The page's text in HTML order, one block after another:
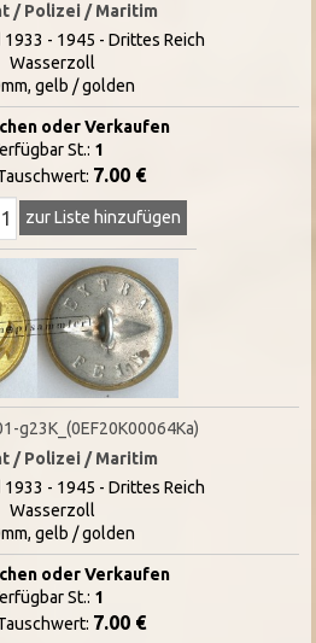
/ Polizei / Maritim
1933 - 1945 - Drittes Reich
Wasserzoll
gelb / golden
oder Verkaufen
St.: 1
7.00 €
zur Liste hinzufügen
g23K_(0EF20K00064Ka)
/ Polizei / Maritim
1933 - 1945 - Drittes Reich
Wasserzoll
gelb / golden
oder Verkaufen
St.: 1
7.00 €